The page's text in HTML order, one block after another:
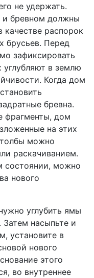
не удержать.
бревном должны
качестве распорок
брусьев. Перед
зафиксировать
углубляют в землю
Когда дом
бревна.
фрагменты, дом
на этих
можно
раскачиванием.
состоянии, можно
нового
углубить ямы
насыпьте и
установите в
нового
этого
во внутреннее